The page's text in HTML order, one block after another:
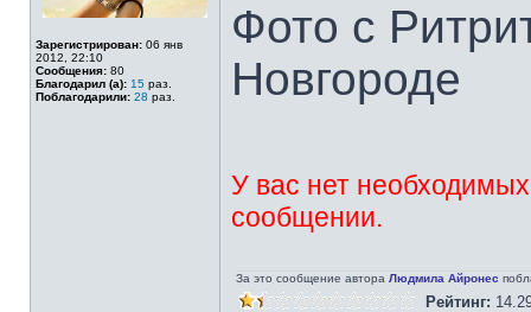
Зарегистрирован: 06 янв
2012, 22:10
Сообщения: 80
Благодарил (а): 15 раз.
Поблагодарили: 28 раз.
Фото с
Новгороде
У вас нет
сообщении.
За это сообщение автора Людмила Айронес
Рейтинг: